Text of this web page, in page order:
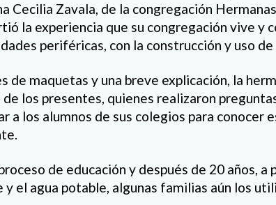
Cecilia Zavala, de la congregación
la experiencia que su congregación vive y
periféricas, con la construcción y uso
de maquetas y una breve explicación, la
los presentes, quienes realizaron
a los alumnos de sus colegios para conocer
de educación y después de 20 años,
y el agua potable, algunas familias aún los